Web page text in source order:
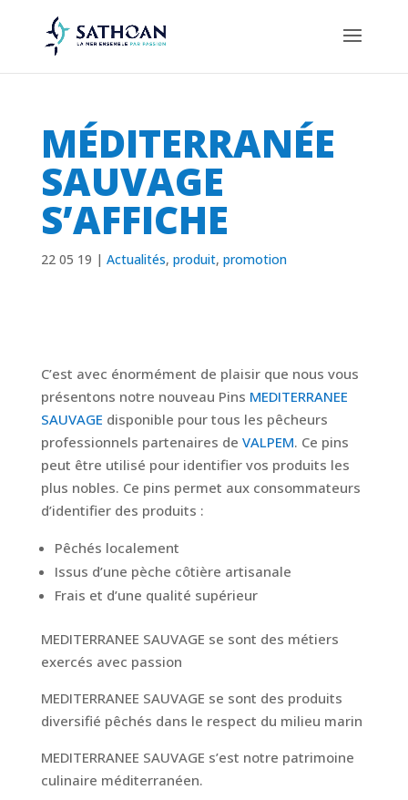
MÉDITERRANÉE
SAUVAGE
S’AFFICHE
22 05 19 | Actualités, produit, promotion
C’est avec énormément de plaisir que nous vous
présentons notre nouveau Pins MEDITERRANEE
SAUVAGE disponible pour tous les pêcheurs
professionnels partenaires de VALPEM. Ce pins
peut être utilisé pour identifier vos produits les
plus nobles. Ce pins permet aux consommateurs
d’identifier des produits :
Pêchés localement
Issus d’une pèche côtière artisanale
Frais et d’une qualité supérieur
MEDITERRANEE SAUVAGE se sont des métiers
exercés avec passion
MEDITERRANEE SAUVAGE se sont des produits
diversifié pêchés dans le respect du milieu marin
MEDITERRANEE SAUVAGE s’est notre patrimoine
culinaire méditerranéen.